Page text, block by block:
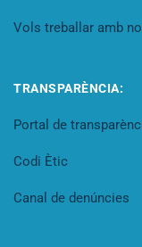
Vols treballar amb
TRANSPARÈNCIA:
Portal de
Codi Ètic
Canal de denúncies